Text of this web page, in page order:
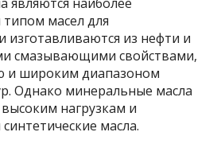
масел для
из нефти и
смазывающими свойствами,
и широким диапазоном
Однако минеральные масла
нагрузкам и
масла.